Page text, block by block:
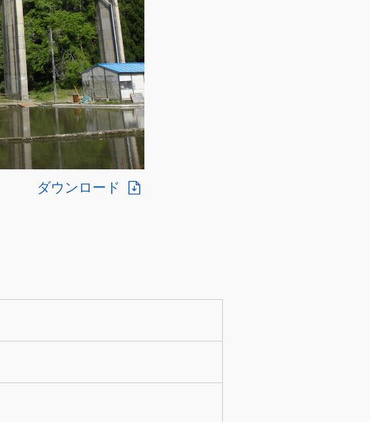
ダウンロード